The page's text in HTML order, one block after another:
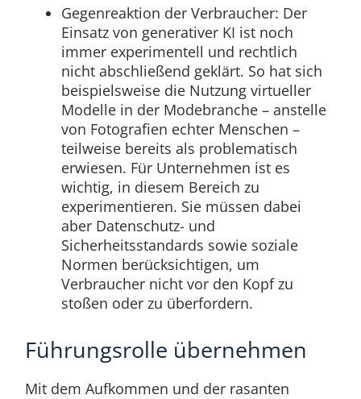
Gegenreaktion der Verbraucher: Der
Einsatz von generativer KI ist noch
immer experimentell und rechtlich
nicht abschließend geklärt. So hat sich
beispielsweise die Nutzung virtueller
Modelle in der Modebranche – anstelle
von Fotografien echter Menschen –
teilweise bereits als problematisch
erwiesen. Für Unternehmen ist es
wichtig, in diesem Bereich zu
experimentieren. Sie müssen dabei
aber Datenschutz- und
Sicherheitsstandards sowie soziale
Normen berücksichtigen, um
Verbraucher nicht vor den Kopf zu
stoßen oder zu überfordern.
Führungsrolle übernehmen
Mit dem Aufkommen und der rasanten